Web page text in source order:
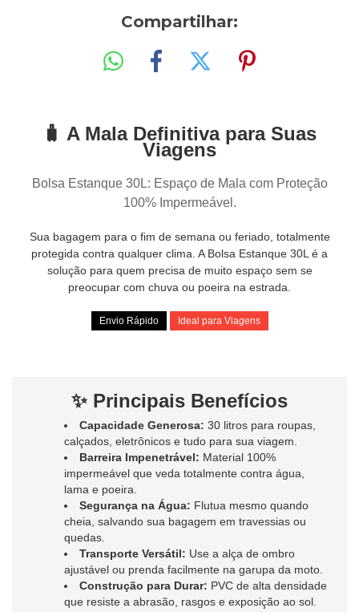
Compartilhar:
🧳 A Mala Definitiva para Suas
Viagens
Bolsa Estanque 30L: Espaço de Mala com Proteção
100% Impermeável.
Sua bagagem para o fim de semana ou feriado, totalmente
protegida contra qualquer clima. A Bolsa Estanque 30L é a
solução para quem precisa de muito espaço sem se
preocupar com chuva ou poeira na estrada.
Envio Rápido Ideal para Viagens
✨ Principais Benefícios
Capacidade Generosa: 30 litros para roupas,
calçados, eletrônicos e tudo para sua viagem.
Barreira Impenetrável: Material 100%
impermeável que veda totalmente contra água,
lama e poeira.
Segurança na Água: Flutua mesmo quando
cheia, salvando sua bagagem em travessias ou
quedas.
Transporte Versátil: Use a alça de ombro
ajustável ou prenda facilmente na garupa da moto.
Construção para Durar: PVC de alta densidade
que resiste a abrasão, rasgos e exposição ao sol.